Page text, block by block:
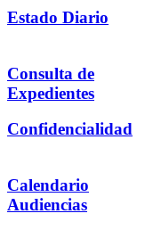
Estado Diario
Consulta de
Expedientes
Confidencialidad
Calendario
Audiencias